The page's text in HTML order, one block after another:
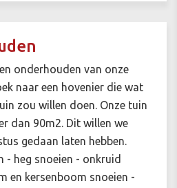
onderhouden van onze
naar een hovenier die wat
zou willen doen. Onze tuin
dan 90m2. Dit willen we
gedaan laten hebben.
- heg snoeien - onkruid
en kersenboom snoeien -